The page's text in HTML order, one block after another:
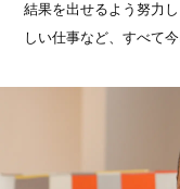
結果を出せるよう努力
しい仕事など、すべて